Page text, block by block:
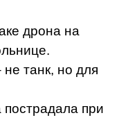
дрона на
танк, но для
при